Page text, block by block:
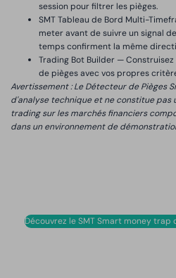
session pour filtrer les pièges.
SMT Tableau de Bord Multi-
meter avant de suivre un signal
temps confirment la même
Trading Bot Builder —
de pièges avec vos propres
Avertissement : Le Détecteur de Pièges
d'analyse technique et ne constitue pas
trading sur les marchés financiers
dans un environnement de
Découvrez le SMT Smart money trap